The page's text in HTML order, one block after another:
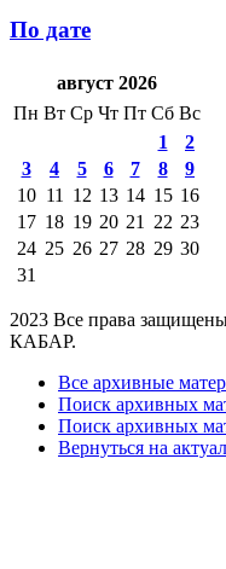
По дате
август 2026
Пн Вт Ср Чт Пт Сб Вс
1
2
3
4 5 6 7 8
9
10 11 12 13 14 15 16
17 18 19 20 21 22 23
24 25 26 27 28 29 30
31
2023 Все права
КАБАР.
Все архивные
Поиск архивных
Поиск архивных
Вернуться на